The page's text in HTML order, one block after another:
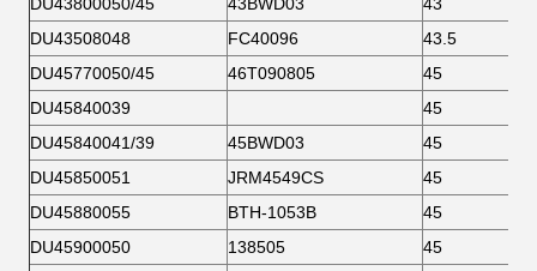
DU43508048
FC40096
43.5
DU45770050/45
46T090805
45
DU45840039
45
DU45840041/39
45BWD03
45
DU45850051
JRM4549CS
45
DU45880055
BTH-1053B
45
DU45900050
138505 45